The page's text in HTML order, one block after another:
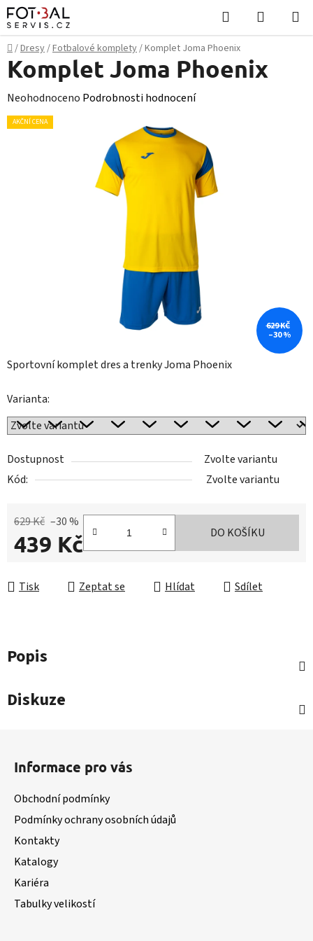
Přejít
na
obsah
Hledat
KOŠÍK
Domů
/Dresy/Fotbalové komplety/Komplet Joma Phoenix
Sportovní komplet dres a trenky Joma Phoenix
Varianta:
Dostupnost
Zvolte variantu
Kód:
Zvolte variantu
629 Kč –30 %
439 Kč DO KOŠÍKU
Tisk Zeptat se Hlídat Sdílet
Komplet Joma Phoenix
Průměrné
hodnocení
Neohodnoceno Podrobnosti hodnocení
AKČNÍ CENA
629 KČ
–30 %
Popis
Diskuze
Informace pro vás
Obchodní podmínky
Podmínky ochrany osobních údajů
Kontakty
Katalogy
Kariéra
Tabulky velikostí